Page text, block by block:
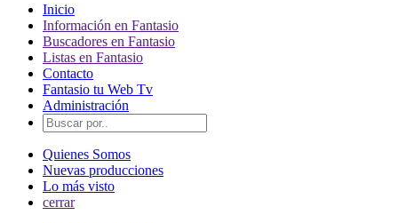
Inicio
Información en Fantasio
Buscadores en Fantasio
Listas en Fantasio
Contacto
Fantasio tu Web Tv
Administración
Quienes Somos
Nuevas producciones
Lo más visto
cerrar